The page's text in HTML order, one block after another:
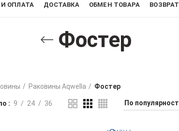
ОПЛАТА ДОСТАВКА ОБМЕН ТОВАРА ВОЗВРАТ
Фостер
Раковины Aqwella Фостер
9 24 36